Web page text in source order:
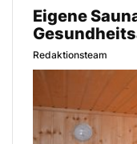
Eigene
Redaktionsteam